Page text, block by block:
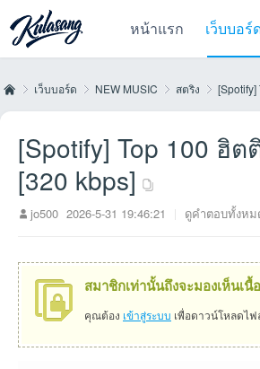
หน้าแรก เว็บบอร์
»
เว็บบอร์ด NEW MUSIC สตริง
[Spotify] Top 100 ฮิ
[320 kbps]
jo500 2026-5-31 19:46:21 | ดูคำตอบทั้งหม
สมาชิกเท่านั้นถึงจะมองเห็นเ
คุณต้อง เข้าสู่ระบบ เพื่อดาวน์โหลดไ